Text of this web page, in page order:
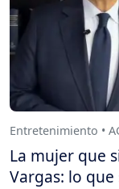
Entretenimiento •
La mujer que
Vargas: lo que